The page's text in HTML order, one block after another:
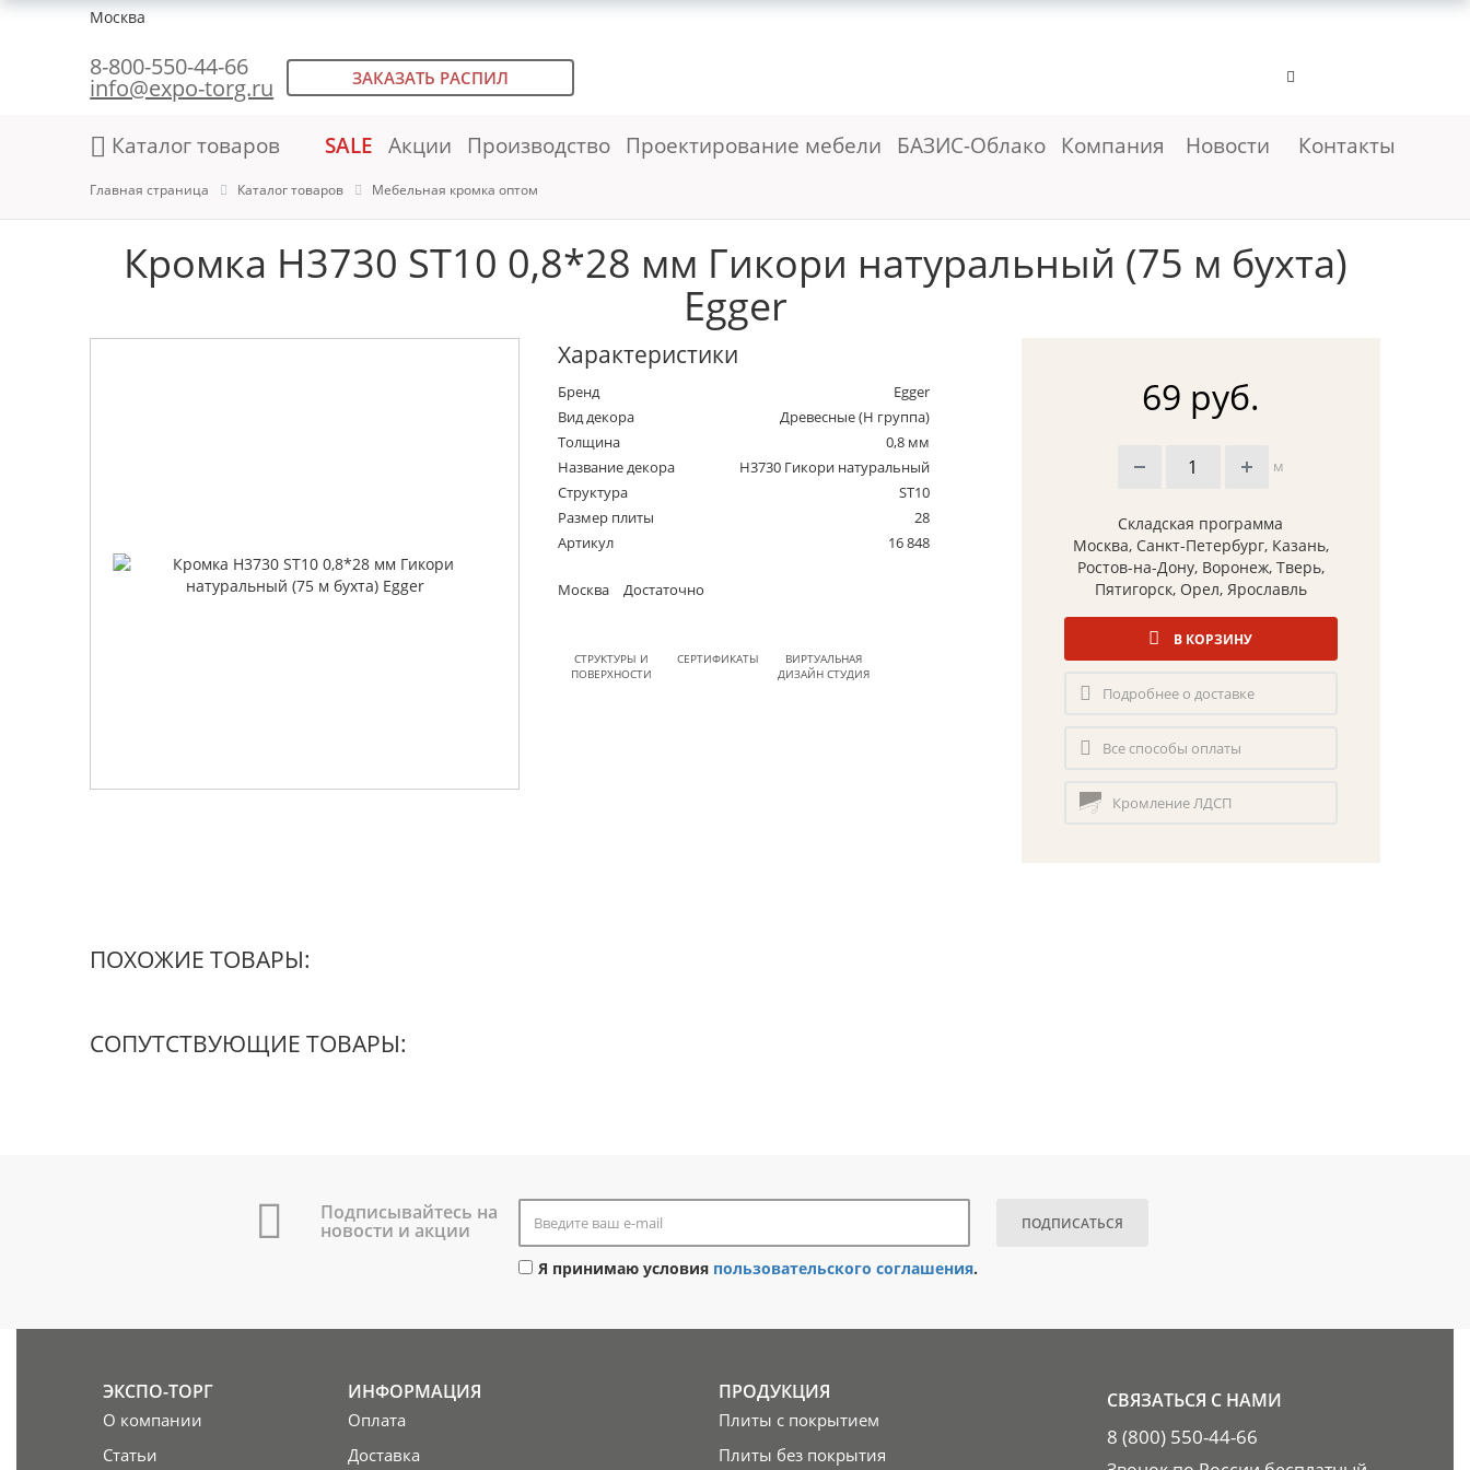
Москва
8-800-550-44-66
info@expo-torg.ru ЗАКАЗАТЬ РАСПИЛ
Каталог товаров SALE Акции Производство Проектирование мебели БАЗИС-Облако Компания Новости Контакты
Главная страница Каталог товаров Мебельная кромка оптом
Кромка H3730 ST10 0,8*28 мм Гикори натуральный (75 м бухта)
Egger
Характеристики
Бренд
Egger
Вид декора
Древесные (Н группа)
Толщина
0,8 мм
Название декора
H3730 Гикори натуральный
Структура
ST10
Размер плиты
28
Артикул
16 848
Москва Достаточно
СТРУКТУРЫ И
ПОВЕРХНОСТИ
СЕРТИФИКАТЫ
ВИРТУАЛЬНАЯ
ДИЗАЙН СТУДИЯ
69 руб.
м
Складская программа
Москва, Санкт-Петербург, Казань,
Ростов-на-Дону, Воронеж, Тверь,
Пятигорск, Орел, Ярославль
В КОРЗИНУ
Подробнее о доставке
Все способы оплаты
Кромление ЛДСП
ПОХОЖИЕ ТОВАРЫ:
СОПУТСТВУЮЩИЕ ТОВАРЫ:
Подписывайтесь на
новости и акции ПОДПИСАТЬСЯ
Я принимаю условия пользовательского соглашения.
ЭКСПО-ТОРГ
О компании
Статьи
ИНФОРМАЦИЯ
Оплата
Доставка
ПРОДУКЦИЯ
Плиты с покрытием
Плиты без покрытия
СВЯЗАТЬСЯ С НАМИ
8 (800) 550-44-66